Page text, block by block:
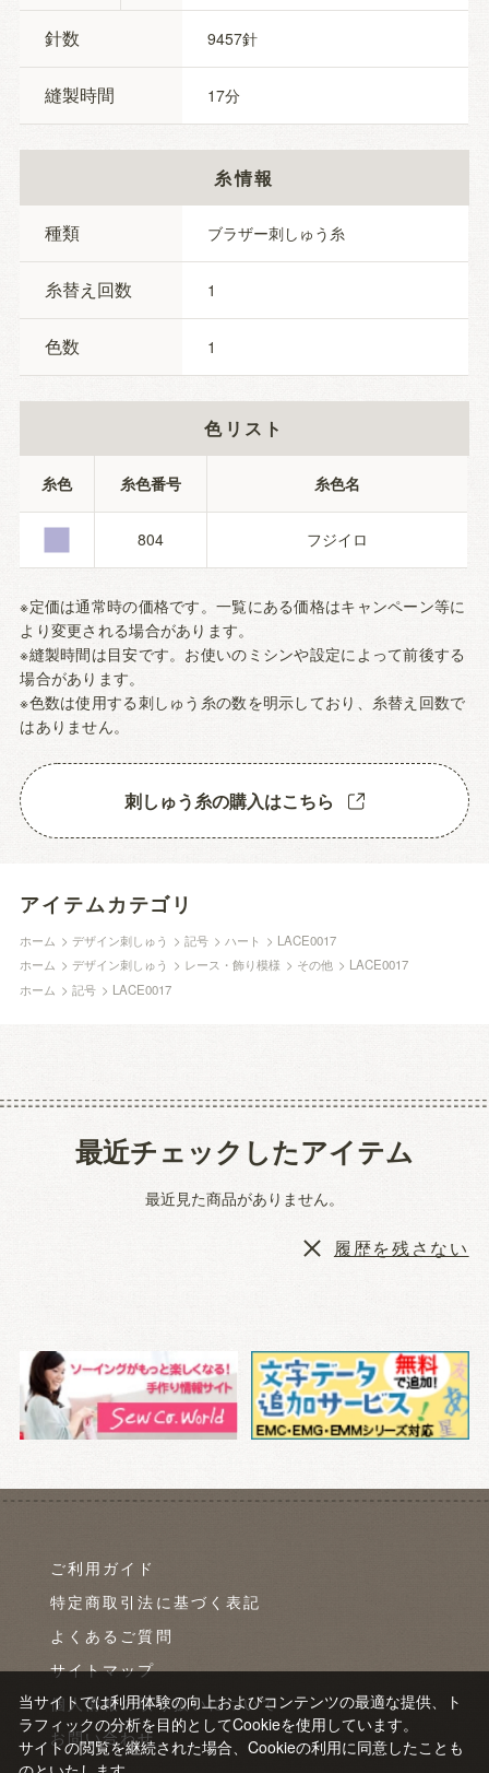
針数 9457
縫製時間 17
糸情報
種類 ブラザー刺しゅう糸
糸替え回数 1
色数 1
色リスト
糸色 糸色番号 糸色名
■ 804 フジイロ
※定価は通常時の価格です。一覧にある価格はキャンペーン等に
より変更される場合があります。
※縫製時間は目安です。お使いのミシンや設定によって前後する
場合があります。
※色数は使用する刺しゅう糸の数を明示しており、糸替え回数で
はありません。
刺しゅう糸の購入はこちら
アイテムカテゴリ
ホーム >デザイン刺しゅう >記号 > ハート > LACE0017
ホーム >デザイン刺しゅう > レース・飾り模様 > その他 > LACE0017
ホーム >記号 > LACE0017
最近チェックしたアイテム
最近見た商品がありません。
履歴を残さない
ご利用ガイド
特定商取引法に基づく表記
よくあるご質問
サイトマップ
個人情報の取り扱いについて
お問い合わせ
当サイトでは利用体験の向上およびコンテンツの最適な提供、ト
ラフィックの分析を目的としてCookieを使用しています。
サイトの閲覧を継続された場合、Cookieの利用に同意したことも